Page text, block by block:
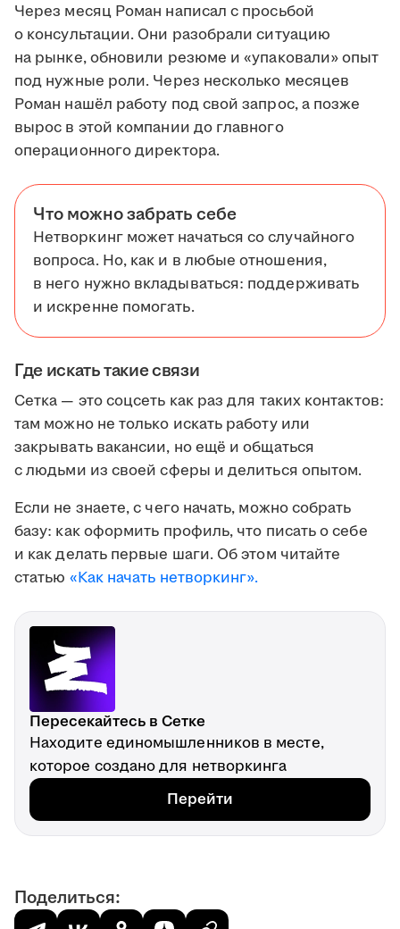
Через месяц Роман написал с просьбой
о консультации. Они разобрали ситуацию
на рынке, обновили резюме и «упаковали» опыт
под нужные роли. Через несколько месяцев
Роман нашёл работу под свой запрос, а позже
вырос в этой компании до главного
операционного директора.
Что можно забрать себе
Нетворкинг может начаться со случайного
вопроса. Но, как и в любые отношения,
в него нужно вкладываться: поддерживать
и искренне помогать.
Где искать такие связи
Сетка — это соцсеть как раз для таких контактов:
там можно не только искать работу или
закрывать вакансии, но ещё и общаться
с людьми из своей сферы и делиться опытом.
Если не знаете, с чего начать, можно собрать
базу: как оформить профиль, что писать о себе
и как делать первые шаги. Об этом читайте
статью «Как начать нетворкинг».
Пересекайтесь в Сетке
Находите единомышленников в месте,
которое создано для нетворкинга
Перейти
Поделиться: